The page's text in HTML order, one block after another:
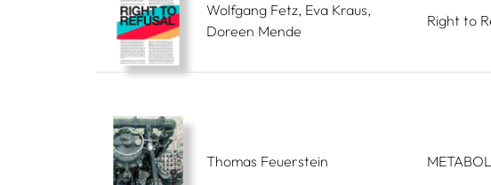
Wolfgang Fetz, Eva Kraus,
Doreen Mende
Right to
Thomas Feuerstein